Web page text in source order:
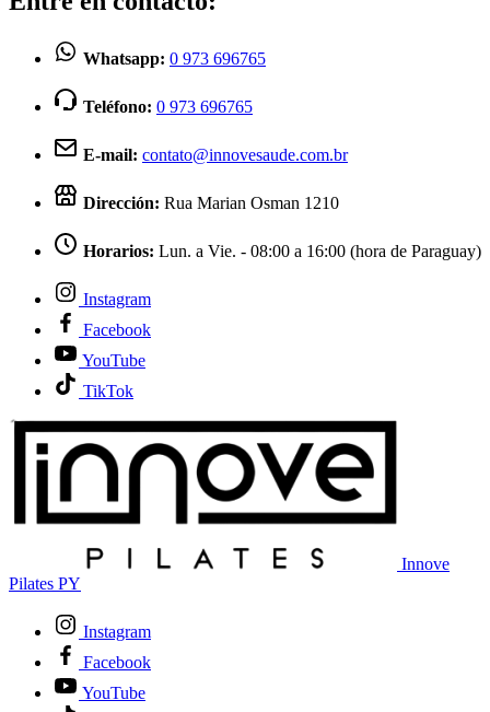
Whatsapp: 0 973 696765
Teléfono: 0 973 696765
E-mail: contato@innovesaude.com.br
Dirección: Rua Marian Osman 1210
Horarios: Lun. a Vie. - 08:00 a 16:00 (hora de Paraguay)
Instagram
Facebook
YouTube
TikTok
Innove
Pilates PY
Instagram
Facebook
YouTube